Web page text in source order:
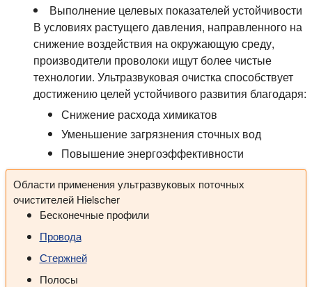
Выполнение целевых показателей устойчивости
В условиях растущего давления, направленного на
снижение воздействия на окружающую среду,
производители проволоки ищут более чистые
технологии. Ультразвуковая очистка способствует
достижению целей устойчивого развития благодаря:
Снижение расхода химикатов
Уменьшение загрязнения сточных вод
Повышение энергоэффективности
Области применения ультразвуковых поточных
очистителей Hielscher
Бесконечные профили
Провода
Стержней
Полосы